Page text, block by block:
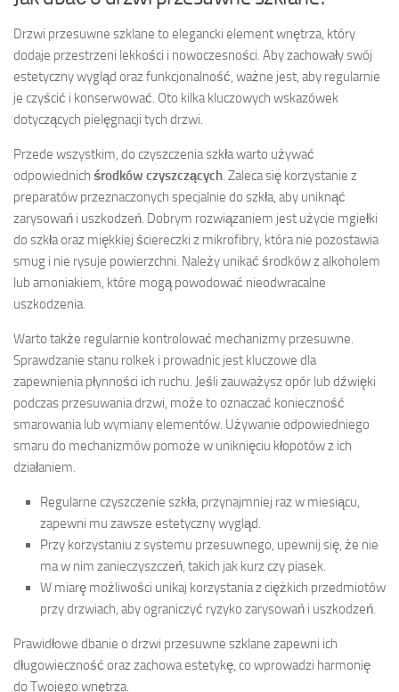
Drzwi przesuwne szklane to elegancki element wnętrza, który
dodaje przestrzeni lekkości i nowoczesności. Aby zachowały swój
estetyczny wygląd oraz funkcjonalność, ważne jest, aby regularnie
je czyścić i konserwować. Oto kilka kluczowych wskazówek
dotyczących pielęgnacji tych drzwi.
Przede wszystkim, do czyszczenia szkła warto używać
odpowiednich środków czyszczących. Zaleca się korzystanie z
preparatów przeznaczonych specjalnie do szkła, aby uniknąć
zarysowań i uszkodzeń. Dobrym rozwiązaniem jest użycie mgiełki
do szkła oraz miękkiej ściereczki z mikrofibry, która nie pozostawia
smug i nie rysuje powierzchni. Należy unikać środków z alkoholem
lub amoniakiem, które mogą powodować nieodwracalne
uszkodzenia.
Warto także regularnie kontrolować mechanizmy przesuwne.
Sprawdzanie stanu rolkek i prowadnic jest kluczowe dla
zapewnienia płynności ich ruchu. Jeśli zauważysz opór lub dźwięki
podczas przesuwania drzwi, może to oznaczać konieczność
smarowania lub wymiany elementów. Używanie odpowiedniego
smaru do mechanizmów pomoże w uniknięciu kłopotów z ich
działaniem.
Regularne czyszczenie szkła, przynajmniej raz w miesiącu,
zapewni mu zawsze estetyczny wygląd.
Przy korzystaniu z systemu przesuwnego, upewnij się, że nie
ma w nim zanieczyszczeń, takich jak kurz czy piasek.
W miarę możliwości unikaj korzystania z ciężkich przedmiotów
przy drzwiach, aby ograniczyć ryzyko zarysowań i uszkodzeń.
Prawidłowe dbanie o drzwi przesuwne szklane zapewni ich
długowieczność oraz zachowa estetykę, co wprowadzi harmonię
do Twojego wnętrza.